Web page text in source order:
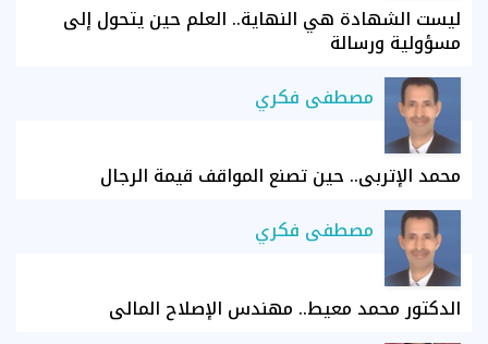
ليست الشهادة هي النهاية.. العلم حين يتحول إلى
مسؤولية ورسالة
مصطفى فكري
محمد الإتربي.. حين تصنع المواقف قيمة الرجال
مصطفى فكري
الدكتور محمد معيط.. مهندس الإصلاح المالي